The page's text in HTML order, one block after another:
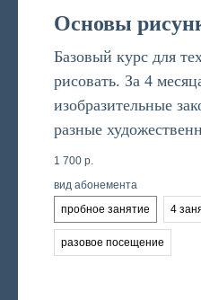
Основы
Базовый курс для
рисовать. За 4
изобразительные
разные
1 700 р.
вид абонемента
пробное занятие
4
разовое посещение